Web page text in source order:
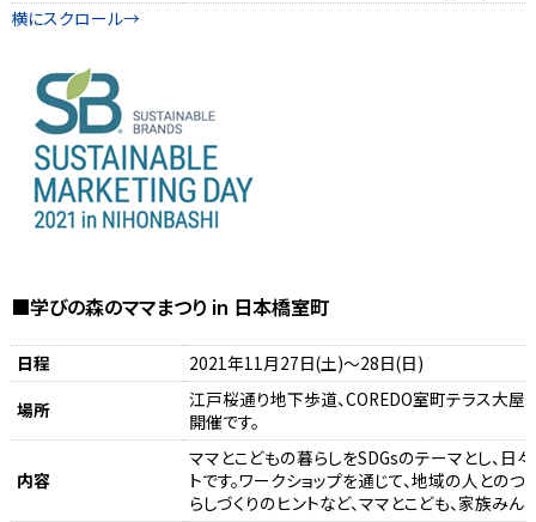
■学びの森のママまつり in 日本橋室町
日程
2021年11月27日(土)～28日(日)
場所
江戸桜通り地下歩道、COREDO室町テラス大
開催です。
内容
ママとこどもの暮らしをSDGsのテーマとし、日
トです。ワークショップを通じて、地域の人との
らしづくりのヒントなど、ママとこども、家族み